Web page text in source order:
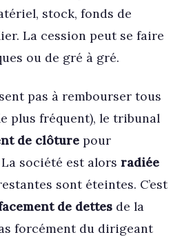
stock, fonds de
La cession peut se faire
ou de gré à gré.
pas à rembourser tous
plus fréquent), le tribunal
de clôturepour
société est alors radiée
sont éteintes. C’est
de dettesde la
forcément du dirigeant